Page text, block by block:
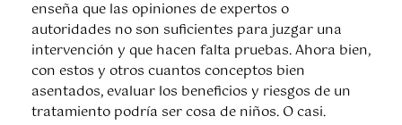
enseña que las opiniones de expertos o
autoridades no son suficientes para juzgar una
intervención y que hacen falta pruebas. Ahora bien,
con estos y otros cuantos conceptos bien
asentados, evaluar los beneficios y riesgos de un
tratamiento podría ser cosa de niños. O casi.